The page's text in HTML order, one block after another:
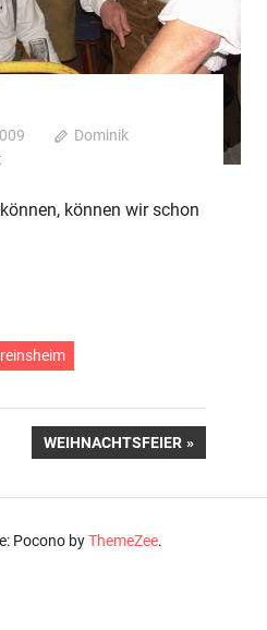
Dominik
können wir schon
NÄCHSTER
WEIHNACHTSFEIER
Pocono byThemeZee.